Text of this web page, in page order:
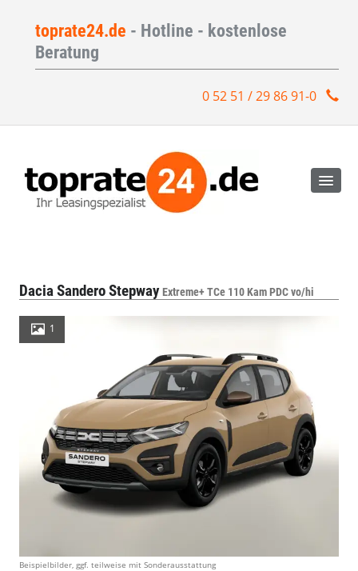
toprate24.de - Hotline - kostenlose
Beratung
0 52 51 / 29 86 91-0
Dacia Sandero StepwayExtreme+ TCe 110 Kam PDC vo/hi
1
Beispielbilder, ggf. teilweise mit Sonderausstattung